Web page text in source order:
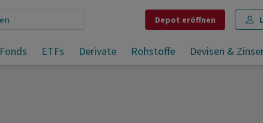
Depot eröffnen
Fonds ETFs Derivate Rohstoffe Devisen &
Teilen Merken Drucken Kommentare